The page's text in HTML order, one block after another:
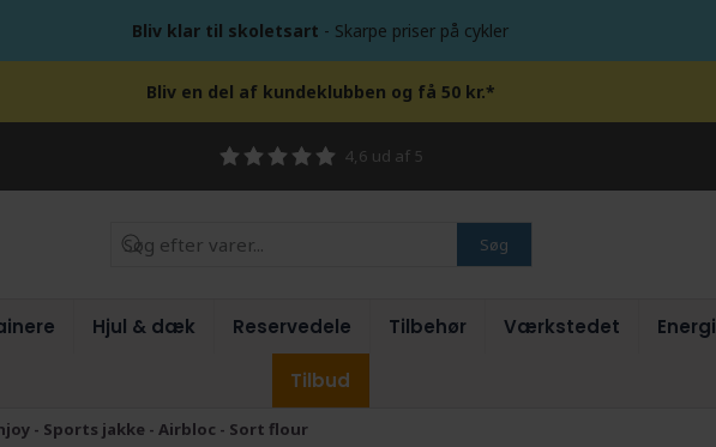
Bliv klar til skoletsart - Skarpe priser på cykler
Bliv en del af kundeklubben og få 50 kr.*
4,6 ud af 5
Søg
Hjul & dæk Reservedele Tilbehør Værkstedet Energi
Tilbud
- Sports jakke - Airbloc - Sort flour